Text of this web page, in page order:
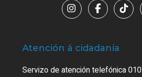
Atención á cidadanía
Servizo de atención telefónica 010